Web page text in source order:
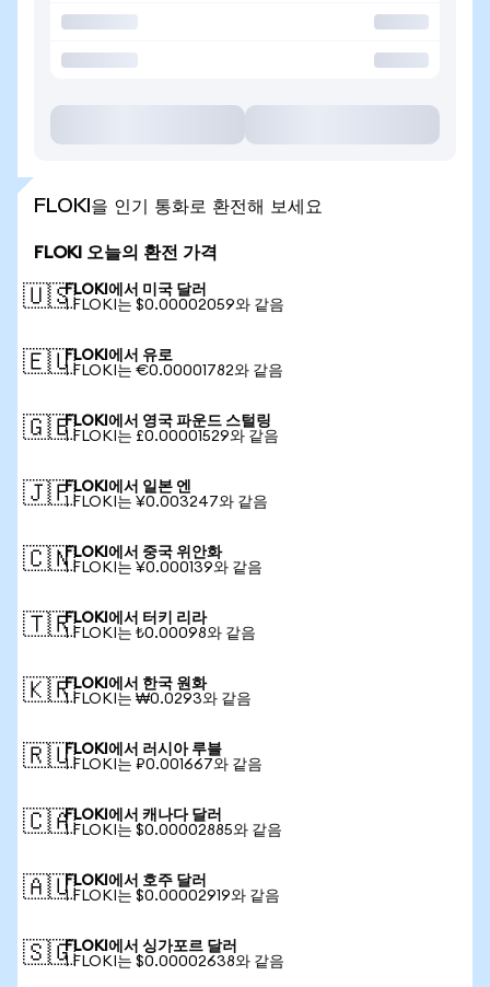
FLOKI을 인기 통화로 환전해 보세요
FLOKI 오늘의 환전 가격
🇺🇸FLOKI에서 미국 달러
1 FLOKI는 $0.00002059와 같음
🇪🇺FLOKI에서 유로
1 FLOKI는 €0.00001782와 같음
🇬🇧FLOKI에서 영국 파운드 스털링
1 FLOKI는 £0.00001529와 같음
🇯🇵FLOKI에서 일본 엔
1 FLOKI는 ¥0.003247와 같음
🇨🇳FLOKI에서 중국 위안화
1 FLOKI는 ¥0.000139와 같음
🇹🇷FLOKI에서 터키 리라
1 FLOKI는 ₺0.00098와 같음
🇰🇷FLOKI에서 한국 원화
1 FLOKI는 ₩0.0293와 같음
🇷🇺FLOKI에서 러시아 루블
1 FLOKI는 ₽0.001667와 같음
🇨🇦FLOKI에서 캐나다 달러
1 FLOKI는 $0.00002885와 같음
🇦🇺FLOKI에서 호주 달러
1 FLOKI는 $0.00002919와 같음
🇸🇬FLOKI에서 싱가포르 달러
1 FLOKI는 $0.00002638와 같음